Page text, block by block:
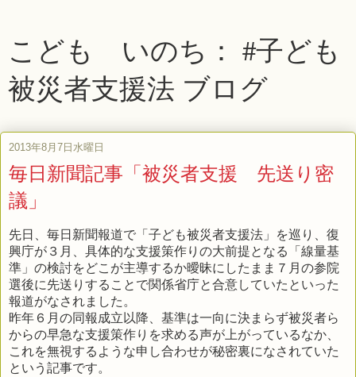
こども いのち： #子ども
被災者支援法 ブログ
2013年8月7日水曜日
毎日新聞記事「被災者支援 先送り密
議」
先日、毎日新聞報道で「子ども被災者支援法」を巡り、復
興庁が３月、具体的な支援策作りの大前提となる「線量基
準」の検討をどこが主導するか曖昧にしたまま７月の参院
選後に先送りすることで関係省庁と合意していたといった
報道がなされました。
昨年６月の同報成立以降、基準は一向に決まらず被災者ら
からの早急な支援策作りを求める声が上がっているなか、
これを無視するような申し合わせが秘密裏になされていた
という記事です。